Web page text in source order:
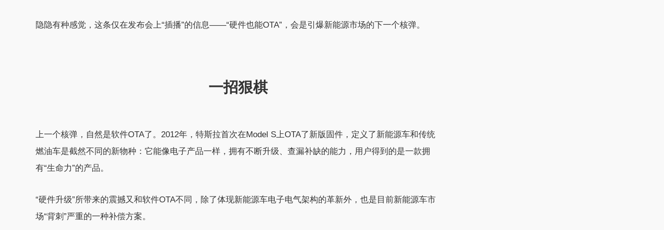
隐隐有种感觉，这条仅在发布会上“插播”的信息——“硬件也能OTA”，会是引爆新能源市场的下一个核弹。
一招狠棋
上一个核弹，自然是软件OTA了。2012年，特斯拉首次在Model S上OTA了新版固件，定义了新能源车和传统
燃油车是截然不同的新物种：它能像电子产品一样，拥有不断升级、查漏补缺的能力，用户得到的是一款拥
有“生命力”的产品。
“硬件升级”所带来的震撼又和软件OTA不同，除了体现新能源车电子电气架构的革新外，也是目前新能源车市
场“背刺”严重的一种补偿方案。